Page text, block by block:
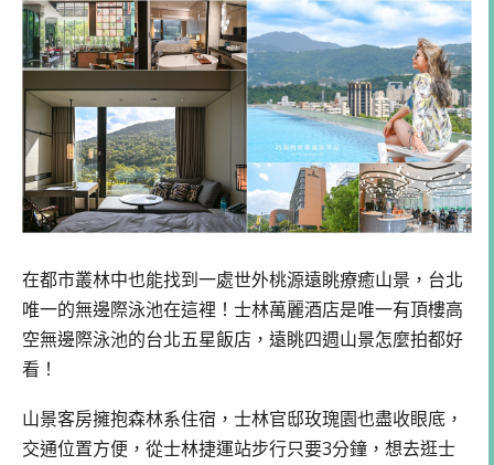
在都市叢林中也能找到一處世外桃源遠眺療癒山景，台北
唯一的無邊際泳池在這裡！士林萬麗酒店是唯一有頂樓高
空無邊際泳池的台北五星飯店，遠眺四週山景怎麼拍都好
看！
山景客房擁抱森林系住宿，士林官邸玫瑰園也盡收眼底，
交通位置方便，從士林捷運站步行只要3分鐘，想去逛士